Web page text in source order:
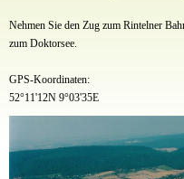
Veranstaltungen in den
spektakulärem Feuerwerk und das
am Doktorsee herzlich willkommen und
sowie in unseren Hundeduschen
Weitere Informationen unter
Nehmen Sie den Zug zum Rintelner
zum Doktorsee.
GPS-Koordinaten:
52°11'12N 9°03'35E